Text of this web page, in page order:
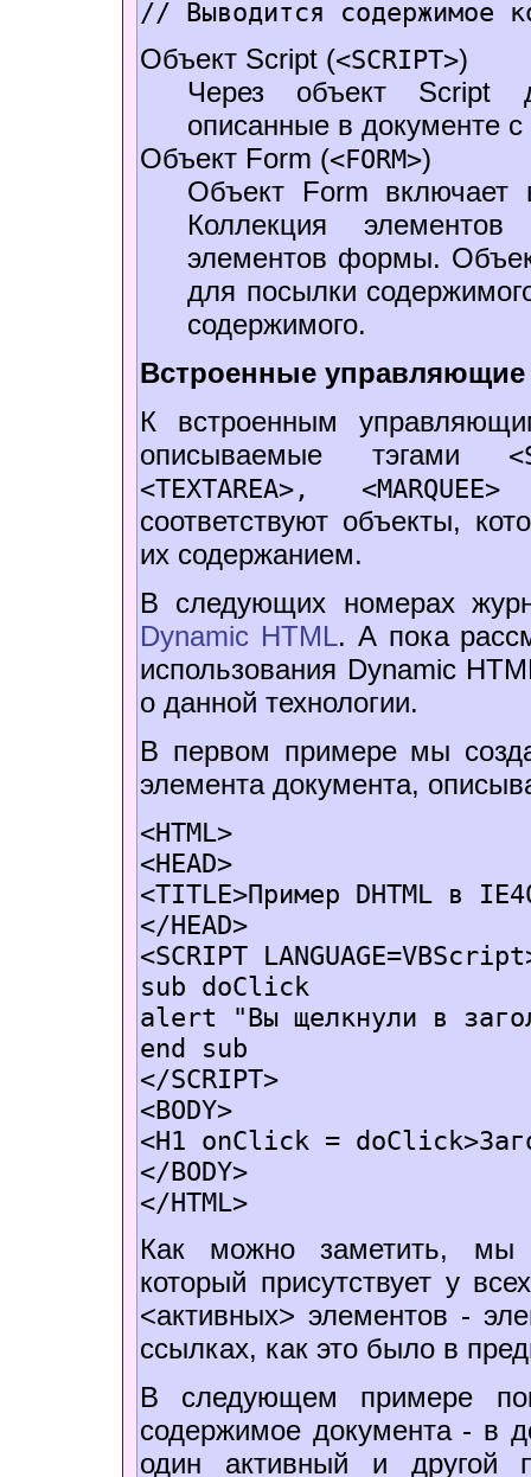
// Выводится содержимое
Объект Script (<SCRIPT>)
Через объект Script
описанные в документе
Объект Form (<FORM>)
Объект Form
Коллекция
элементов формы.
для посылки
содержимого.
Встроенные
К встроенным
описываемые тэгами
<TEXTAREA>,
соответствуют объекты,
их содержанием.
В следующих номерах
Dynamic HTML. А пока
использования Dynamic
о данной технологии.
В первом примере мы
элемента документа,
<HTML>
<HEAD>
<TITLE>Пример DHTML в
</HEAD>
<SCRIPT
sub doClick
alert "Вы щелкнули в
end sub
</SCRIPT>
<BODY>
<H1 onClick =
</BODY>
</HTML>
Как можно заметить, мы
который присутствует у
<активных> элементов -
ссылках, как это было в
В следующем примере
содержимое документа - в
один активный и